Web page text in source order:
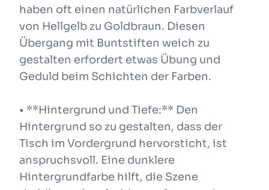
haben oft einen natürlichen Farbverlauf
von Hellgelb zu Goldbraun. Diesen
Übergang mit Buntstiften weich zu
gestalten erfordert etwas Übung und
Geduld beim Schichten der Farben.
• **Hintergrund und Tiefe:** Den
Hintergrund so zu gestalten, dass der
Tisch im Vordergrund hervorsticht, ist
anspruchsvoll. Eine dunklere
Hintergrundfarbe hilft, die Szene